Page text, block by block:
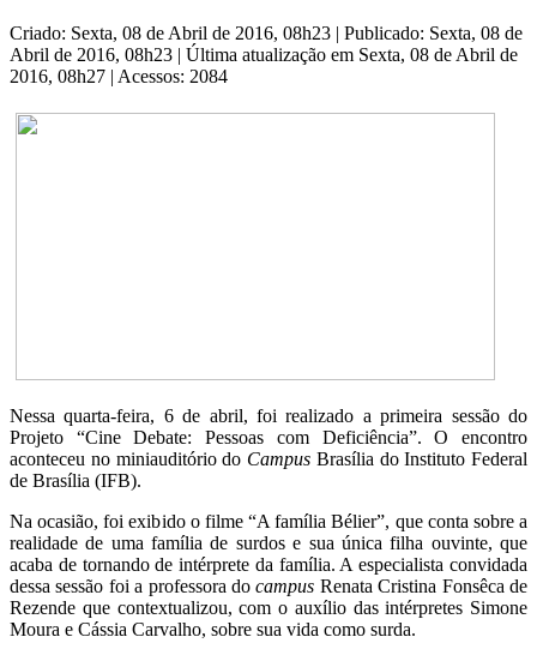
Criado: Sexta, 08 de Abril de 2016, 08h23 | Publicado: Sexta, 08 de
Abril de 2016, 08h23 | Última atualização em Sexta, 08 de Abril de
2016, 08h27 | Acessos: 2084
Nessa quarta-feira, 6 de abril, foi realizado a primeira sessão do
Projeto “Cine Debate: Pessoas com Deficiência”. O encontro
aconteceu no miniauditório do Campus Brasília do Instituto Federal
de Brasília (IFB).
Na ocasião, foi exibido o filme “A família Bélier”, que conta sobre a
realidade de uma família de surdos e sua única filha ouvinte, que
acaba de tornando de intérprete da família. A especialista convidada
dessa sessão foi a professora docampus Renata Cristina Fonsêca de
Rezende que contextualizou, com o auxílio das intérpretes Simone
Moura e Cássia Carvalho, sobre sua vida como surda.